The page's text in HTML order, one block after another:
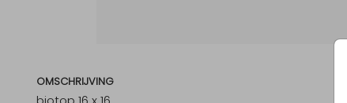
OMSCHRIJVING